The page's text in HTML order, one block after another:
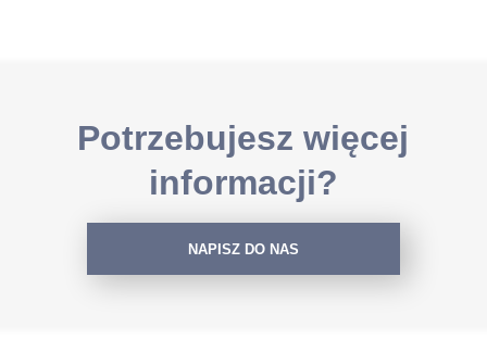
Potrzebujesz więcej
informacji?
NAPISZ DO NAS